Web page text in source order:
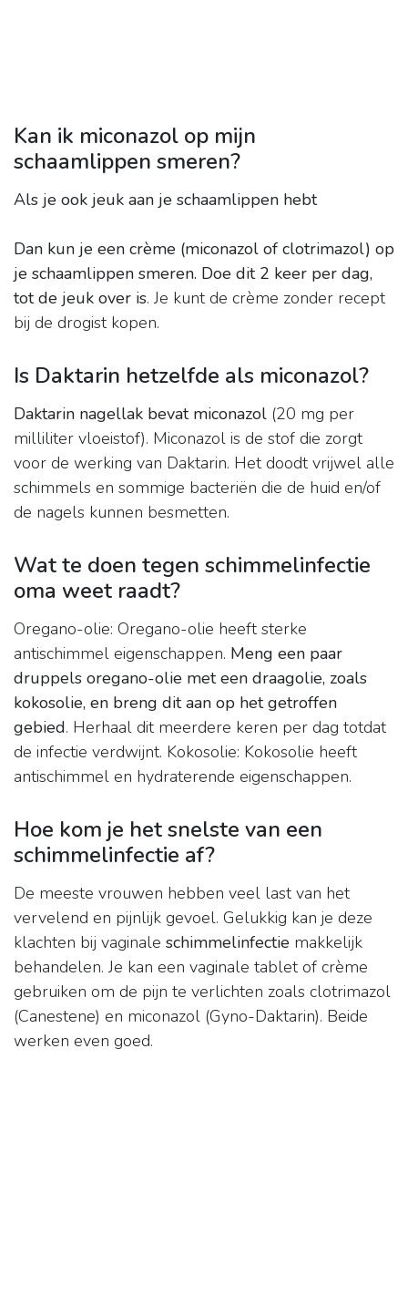
Kan ik miconazol op mijn
schaamlippen smeren?
Als je ook jeuk aan je schaamlippen hebt
Dan kun je een crème (miconazol of clotrimazol) op
je schaamlippen smeren. Doe dit 2 keer per dag,
tot de jeuk over is. Je kunt de crème zonder recept
bij de drogist kopen.
Is Daktarin hetzelfde als miconazol?
Daktarin nagellak bevat miconazol (20 mg per
milliliter vloeistof). Miconazol is de stof die zorgt
voor de werking van Daktarin. Het doodt vrijwel alle
schimmels en sommige bacteriën die de huid en/of
de nagels kunnen besmetten.
Wat te doen tegen schimmelinfectie
oma weet raadt?
Oregano-olie: Oregano-olie heeft sterke
antischimmel eigenschappen. Meng een paar
druppels oregano-olie met een draagolie, zoals
kokosolie, en breng dit aan op het getroffen
gebied. Herhaal dit meerdere keren per dag totdat
de infectie verdwijnt. Kokosolie: Kokosolie heeft
antischimmel en hydraterende eigenschappen.
Hoe kom je het snelste van een
schimmelinfectie af?
De meeste vrouwen hebben veel last van het
vervelend en pijnlijk gevoel. Gelukkig kan je deze
klachten bij vaginale schimmelinfectie makkelijk
behandelen. Je kan een vaginale tablet of crème
gebruiken om de pijn te verlichten zoals clotrimazol
(Canestene) en miconazol (Gyno-Daktarin). Beide
werken even goed.